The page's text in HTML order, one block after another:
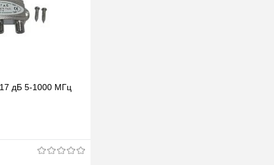
дБ 5-1000 МГц